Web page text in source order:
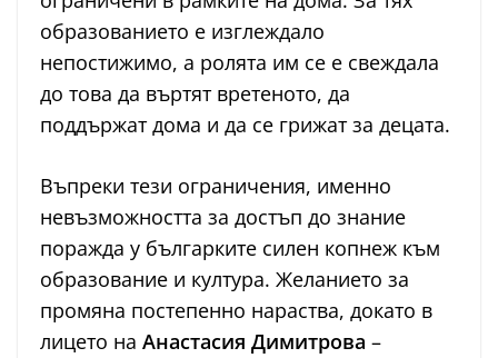
образованието е изглеждало
непостижимо, а ролята им се е свеждала
до това да въртят вретеното, да
поддържат дома и да се грижат за децата.
Въпреки тези ограничения, именно
невъзможността за достъп до знание
поражда у българките силен копнеж към
образование и култура. Желанието за
промяна постепенно нараства, докато в
лицето на Анастасия Димитрова –